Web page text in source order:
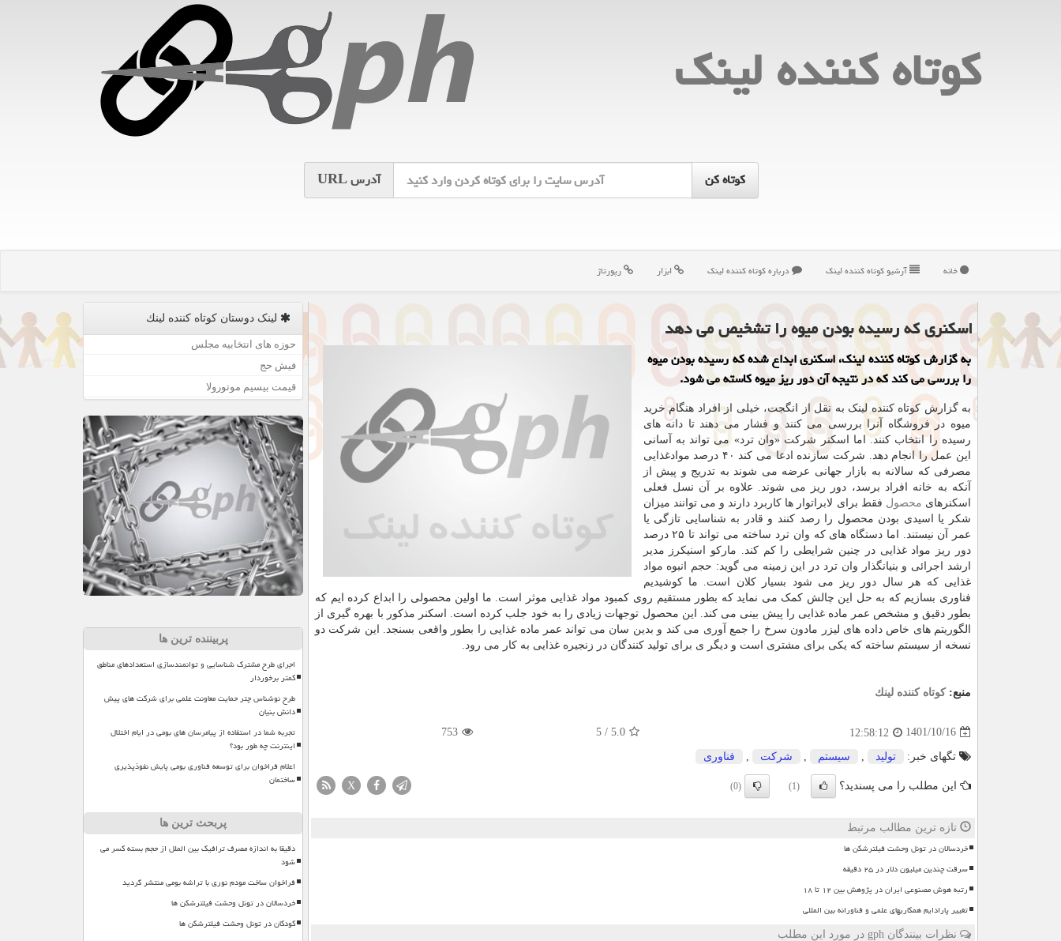
كوتاه كننده لینك
آدرسURL
خانه آرشیو كوتاه كننده لینك درباره كوتاه كننده لینك ابزار رپورتاژ
اسکنری که رسیده بودن میوه را تشخیص می دهد
به گزارش کوتاه کننده لینک، اسکنری ابداع شده که رسیده بودن میوه
را بررسی می کند که در نتیجه آن دور ریز میوه کاسته می شود.
به گزارش کوتاه کننده لینک به نقل از انگجت، خیلی از افراد هنگام خرید
میوه در فروشگاه آنرا بررسی می کنند و فشار می دهند تا دانه های
رسیده را انتخاب کنند. اما اسکنر شرکت «وان ترد» می تواند به آسانی
این عمل را انجام دهد. شرکت سازنده ادعا می کند ۴۰ درصد موادغذایی
مصرفی که سالانه به بازار جهانی عرضه می شوند به تدریج و پیش از
آنکه به خانه افراد برسد، دور ریز می شوند. علاوه بر آن نسل فعلی
اسکنرهای محصول فقط برای لابراتوار ها کاربرد دارند و می توانند میزان
شکر یا اسیدی بودن محصول را رصد کنند و قادر به شناسایی تازگی یا
عمر آن نیستند. اما دستگاه های که وان ترد ساخته می تواند تا ۲۵ درصد
دور ریز مواد غذایی در چنین شرایطی را کم کند. مارکو اسنیکرز مدیر
ارشد اجرائی و بنیانگذار وان ترد در این زمینه می گوید: حجم انبوه مواد
غذایی که هر سال دور ریز می شود بسیار کلان است. ما کوشیدیم
فناوری بسازیم که به حل این چالش کمک می نماید که بطور مستقیم روی کمبود مواد غذایی موثر است. ما اولین محصولی را ابداع کرده ایم که
بطور دقیق و مشخص عمر ماده غذایی را پیش بینی می کند. این محصول توجهات زیادی را به خود جلب کرده است. اسکنر مذکور با بهره گیری از
الگوریتم های خاص داده های لیزر مادون سرخ را جمع آوری می کند و بدین سان می تواند عمر ماده غذایی را بطور واقعی بسنجد. این شرکت دو
نسخه از سیستم ساخته که یکی برای مشتری است و دیگر ی برای تولید کنندگان در زنجیره غذایی به کار می رود.
منبع: كوتاه كننده لینك
1401/10/16
12:58:12
5.0
/
5
753
تگهای خبر: تولید سیستم شركت فناوری
این مطلب را می پسندید؟ (1)
(0)
X
تازه ترین مطالب مرتبط
خردسالان در تونل وحشت فیلترشکن ها
سرقت چندین میلیون دلار در ۲۵ دقیقه
رتبه هوش مصنوعی ایران در پژوهش بین ۱۲ تا ۱۸
تغییر پارادایم همکاریهای علمی و فناورانه بین المللی
نظرات بینندگان gph در مورد این مطلب
لینک دوستان كوتاه كننده لینك
حوزه های انتخابیه مجلس
فیش حج
قیمت بیسیم موتورولا
پربیننده ترین ها
اجرای طرح مشترک شناسایی و توانمندسازی استعدادهای مناطق
کمتر برخوردار
طرح نوشناس چتر حمایت معاونت علمی برای شرکت های پیش
دانش بنیان
تجربه شما در استفاده از پیامرسان های بومی در ایام اختلال
اینترنت چه طور بود؟
اعلام فراخوان برای توسعه فناوری بومی پایش نفوذپذیری
ساختمان
پربحث ترین ها
دقیقا به اندازه مصرف ترافیک بین الملل از حجم بسته کسر می
شود
فراخوان ساخت مودم نوری با تراشه بومی منتشر گردید
خردسالان در تونل وحشت فیلترشکن ها
کودکان در تونل وحشت فیلترشکن ها